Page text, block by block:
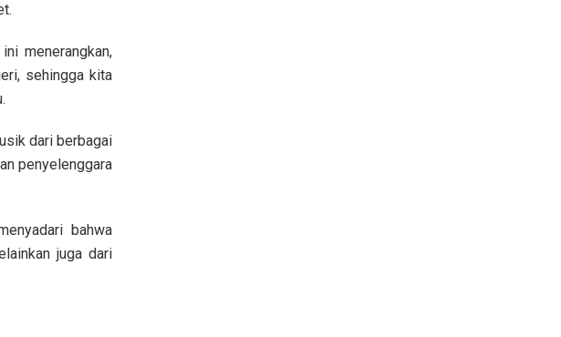
menerangkan,
sehingga kita
dari berbagai
penyelenggara
bahwa
juga dari